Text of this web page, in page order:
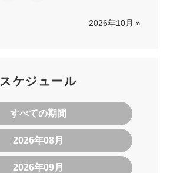
2026年10月 »
スケジュール
すべての期間
2026年08月
2026年09月